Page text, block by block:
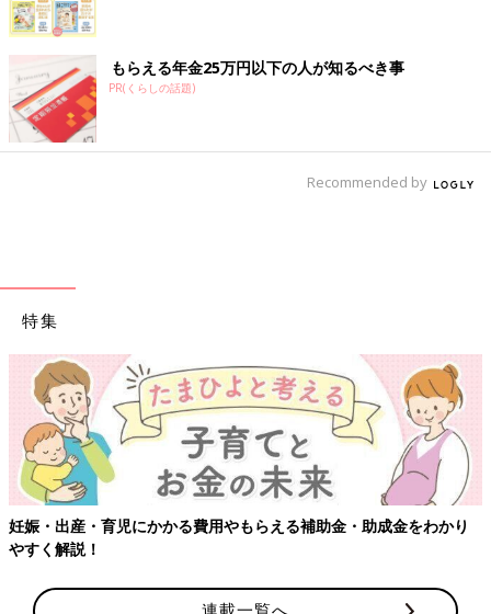
もらえる年金25万円以下の人が知るべき事
PR(くらしの話題)
Recommended by
特集
【ワクチン接種できるものも】妊婦の感染症対策、知っておいて！
連載一覧へ